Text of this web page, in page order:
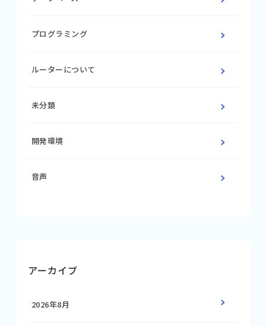
プログラミング
ルーターについて
未分類
開発環境
音声
アーカイブ
2026年8月